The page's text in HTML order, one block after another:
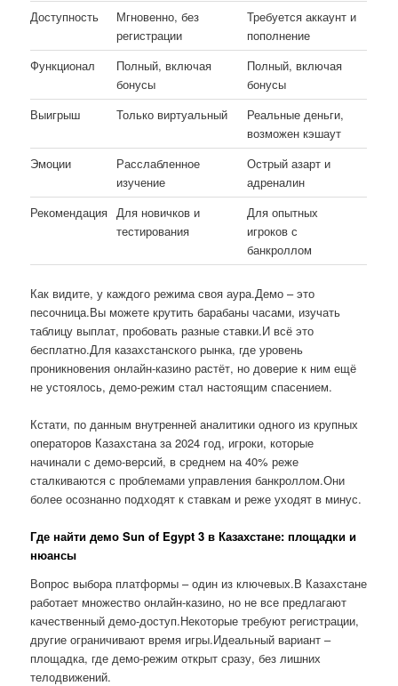
Доступность
Мгновенно, без
регистрации
Требуется аккаунт и
пополнение
Функционал
Полный, включая
бонусы
Полный, включая
бонусы
Выигрыш
Только виртуальный
Реальные деньги,
возможен кэшаут
Эмоции
Расслабленное
изучение
Острый азарт и
адреналин
Рекомендация Для новичков и
тестирования
Для опытных
игроков с
банкроллом
Как видите, у каждого режима своя аура.Демо – это
песочница.Вы можете крутить барабаны часами, изучать
таблицу выплат, пробовать разные ставки.И всё это
бесплатно.Для казахстанского рынка, где уровень
проникновения онлайн-казино растёт, но доверие к ним ещё
не устоялось, демо-режим стал настоящим спасением.
Кстати, по данным внутренней аналитики одного из крупных
операторов Казахстана за 2024 год, игроки, которые
начинали с демо-версий, в среднем на 40% реже
сталкиваются с проблемами управления банкроллом.Они
более осознанно подходят к ставкам и реже уходят в минус.
Где найти демо Sun of Egypt 3 в Казахстане: площадки и
нюансы
Вопрос выбора платформы – один из ключевых.В Казахстане
работает множество онлайн-казино, но не все предлагают
качественный демо-доступ.Некоторые требуют регистрации,
другие ограничивают время игры.Идеальный вариант –
площадка, где демо-режим открыт сразу, без лишних
телодвижений.